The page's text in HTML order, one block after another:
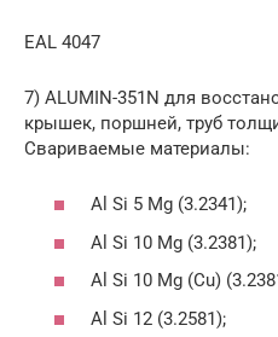
EAL 4047
7) ALUMIN-351N для
крышек, поршней, труб
Свариваемые материалы:
Al Si 5 Mg (3.2341);
Al Si 10 Mg (3.2381);
Al Si 10 Mg (Cu)
Al Si 12 (3.2581);